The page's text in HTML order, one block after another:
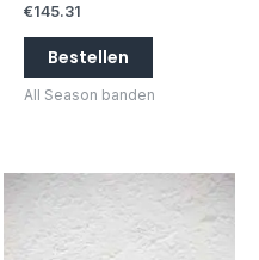
€145.31
Bestellen
All Season banden